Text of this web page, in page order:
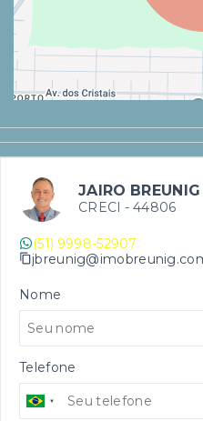
JAIRO BREUNIG
CRECI - 44806
(51) 9998-52907
Nome
Telefone